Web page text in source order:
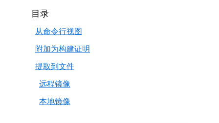
目录
从命令行视图
附加为构建证明
提取到文件
远程镜像
本地镜像